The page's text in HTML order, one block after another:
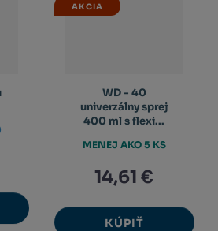
AKCIA
WD - 40
univerzálny sprej
400 ml s flexi...
14,61 €
KÚPIŤ
MENEJ AKO 5 KS